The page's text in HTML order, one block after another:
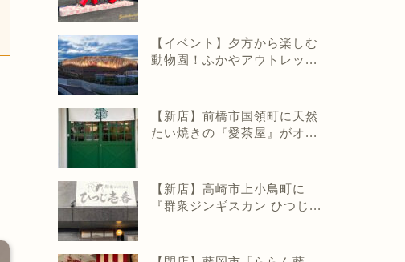
【イベント】夕方から楽しむ
動物園！ふかやアウトレッ...
【新店】前橋市国領町に天然
たい焼きの『愛茶屋』がオ...
【新店】高崎市上小鳥町に
『群衆ジンギスカン ひつじ...